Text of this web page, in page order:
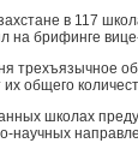
в 117
на брифинге
трехъязычное
их общего
школах
научных